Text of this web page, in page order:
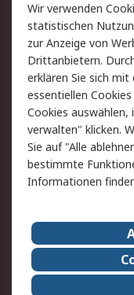
Rücksendung/
Hilfe
Rechtliches
RS Verkaufs- und
Cookie-Richtlinie
Impressum
Karriere bei RS
Qualität/
Wir verwenden
statistischen
zur Anzeige von
Drittanbietern.
erklären Sie sich
essentiellen
Cookies auswählen,
verwalten" klicken.
Sie auf "Alle
bestimmte
Informationen